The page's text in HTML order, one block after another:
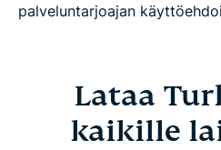
palveluntarjoajan
Lataa
kaikille